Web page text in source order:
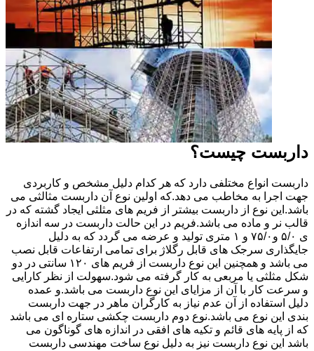
داربست چیست؟
داربست انواع مختلفی دارد که هر کدام دلیل مشخص و کاربردی
جهت اجرا به مخاطب می دهد.که اولین نوع آن داربست مثالثی می
باشد.این نوع از داربست بیشتر از فریم های مثلثی ایجاد گشته که در
قالب نر و ماده می باشد.فریم در این حالت داربست در سه اندازه
ی ۵/۰ و۷۵/۰ و ۱ متری تولید و عرضه می گردد که به دلیل
جایگذاری سرجک های قابل رگلاژ برای تمامی ارتفاعات قابل نصب
می باشد و همچنین این نوع داربست از فریم های ۱۲۰ سانتی در دو
شکل مثلثی یا مربعی به کار گرفته می شود.سهولت از نظر کارایی
و سرعت کار با آن از مزایای این نوع داربست می باشد.و عمده
دلیل استفاده از آن عدم نیاز به کارگران ماهر در جهت داربست
بندی این نوع می باشد.نوع دوم داربست چکشی ستاره ای می باشد
که از پایه های قائم و تکیه های افقی در اندازه های گوناگون می
باشد این نوع داربست نیز به دلیل نوع ساخت مهندسی داربست